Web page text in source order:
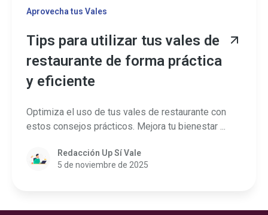
Aprovecha tus Vales
Tips para utilizar tus vales de
restaurante de forma práctica
y eficiente
Optimiza el uso de tus vales de restaurante con
estos consejos prácticos. Mejora tu bienestar ...
Redacción Up Sí Vale
5 de noviembre de 2025